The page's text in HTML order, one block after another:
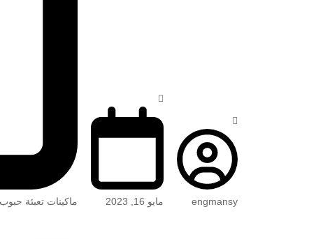
engmansy مايو 16, 2023 ماكينات تعبئة